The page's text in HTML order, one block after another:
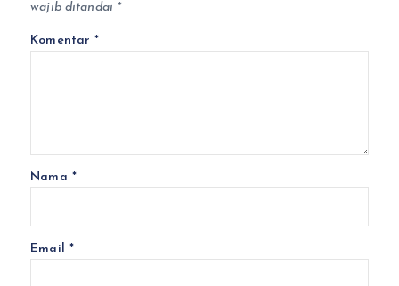
wajib ditandai *
Komentar*
Nama *
Email *